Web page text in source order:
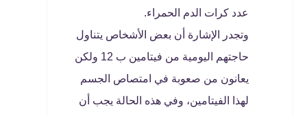
عدد كرات الدم الحمراء.
وتجدر الإشارة أن بعض الأشخاص يتناول
حاجتهم اليومية من فيتامين ب 12 ولكن
يعانون من صعوبة في امتصاص الجسم
لهذا الفيتامين، وفي هذه الحالة يجب أن